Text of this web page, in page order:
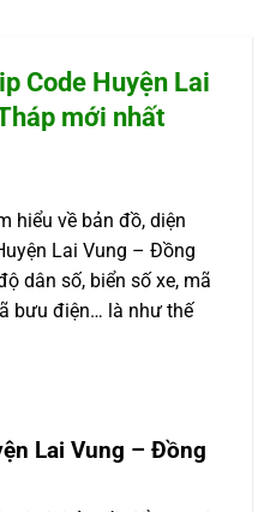
Code Huyện Lai
mới nhất
hiểu về bản đồ, diện
Lai Vung – Đồng
dân số, biển số xe, mã
bưu điện… là như thế
Lai Vung – Đồng